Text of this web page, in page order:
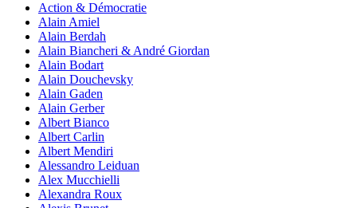
Action & Démocratie
Alain Amiel
Alain Berdah
Alain Biancheri & André Giordan
Alain Bodart
Alain Douchevsky
Alain Gaden
Alain Gerber
Albert Bianco
Albert Carlin
Albert Mendiri
Alessandro Leiduan
Alex Mucchielli
Alexandra Roux